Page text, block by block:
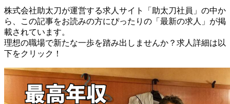
株式会社助太刀が運営する求人サイト「助太刀社員」の中か
ら、この記事をお読みの方にぴったりの「最新の求人」が掲
載されています。
理想の職場で新たな一歩を踏み出しませんか？求人詳細は以
下をクリック！